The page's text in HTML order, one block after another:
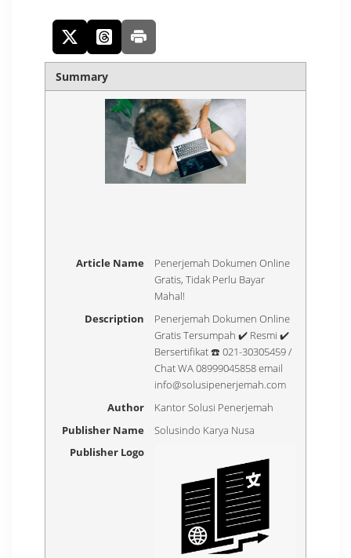
Summary
Article Name
Penerjemah Dokumen Online
Gratis, Tidak Perlu Bayar
Mahal!
Description
Penerjemah Dokumen Online
Gratis Tersumpah ✔️ Resmi ✔️
Bersertifikat ☎️ 021-30305459 /
Chat WA 08999045858 email
info@solusipenerjemah.com
Author
Kantor Solusi Penerjemah
Publisher Name
Solusindo Karya Nusa
Publisher Logo